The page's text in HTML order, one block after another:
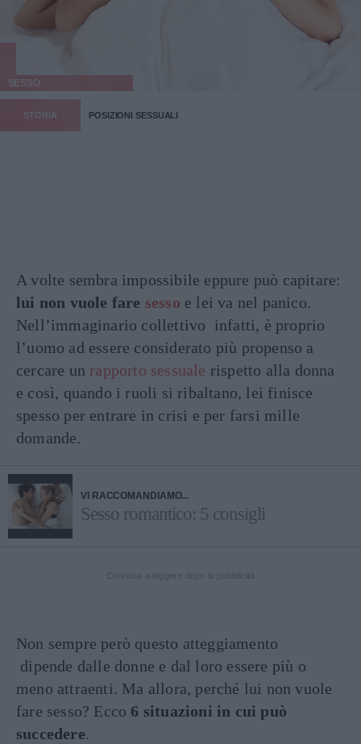
SESSO
STORIA POSIZIONI SESSUALI
A volte sembra impossibile eppure può capitare:
lui non vuole fare sesso e lei va nel panico.
Nell’immaginario collettivo infatti, è proprio
l’uomo ad essere considerato più propenso a
cercare un rapporto sessuale rispetto alla donna
e così, quando i ruoli si ribaltano, lei finisce
spesso per entrare in crisi e per farsi mille
domande.
VI RACCOMANDIAMO...
Sesso romantico: 5 consigli
Non sempre però questo atteggiamento
dipende dalle donne e dal loro essere più o
meno attraenti. Ma allora, perché lui non vuole
fare sesso? Ecco 6 situazioni in cui può
succedere.